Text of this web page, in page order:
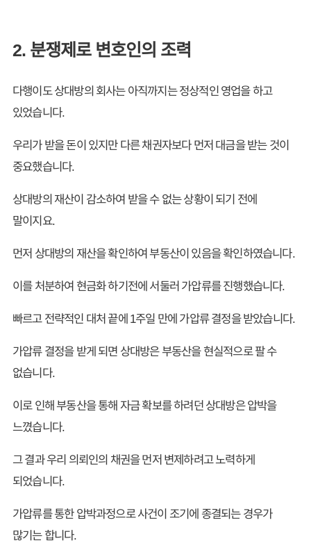
2. 분쟁제로 변호인의 조력
다행이도 상대방의 회사는 아직까지는 정상적인 영업을 하고
있었습니다.
우리가 받을 돈이 있지만 다른 채권자보다 먼저 대금을 받는 것이
중요했습니다.
상대방의 재산이 감소하여 받을 수 없는 상황이 되기 전에
말이지요.
먼저 상대방의 재산을 확인하여 부동산이 있음을 확인하였습니다.
이를 처분하여 현금화 하기전에 서둘러 가압류를 진행했습니다.
빠르고 전략적인 대처 끝에 1주일 만에 가압류 결정을 받았습니다.
가압류 결정을 받게 되면 상대방은 부동산을 현실적으로 팔 수
없습니다.
이로 인해 부동산을 통해 자금 확보를 하려던 상대방은 압박을
느꼈습니다.
그 결과 우리 의뢰인의 채권을 먼저 변제하려고 노력하게
되었습니다.
가압류를 통한 압박과정으로 사건이 조기에 종결되는 경우가
많기는 합니다.